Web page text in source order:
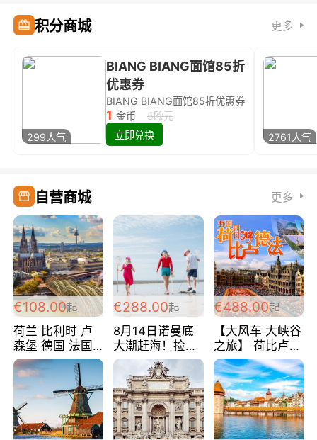
积分商城 更多
299人气
BIANG BIANG面馆85折
优惠券
BIANG BIANG面馆85折优惠券
1 金币
5欧元
立即兑换
2761人气
自营商城 更多
€108.00起
荷兰 比利时 卢
森堡 德国 法国
超爽玩遍西欧 循
环线 全程四星宾
馆 108欧/人/天
€288.00起
8月14日诺曼底
大潮赶海！捡海
鲜！轻轻松松海
边爽玩三日游
288欧/人
€488.00起
【大风车 大峡谷
之旅】 荷比卢德
法 巴黎上下 经
典五国四日游
488欧/人